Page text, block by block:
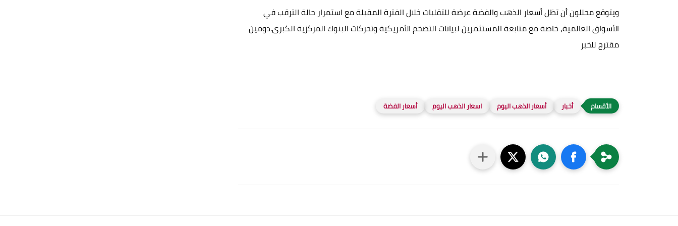
ويتوقع محللون أن تظل أسعار الذهب والفضة عرضة للتقلبات خلال الفترة المقبلة مع استمرار حالة الترقب في
الأسواق العالمية، خاصة مع متابعة المستثمرين لبيانات التضخم الأمريكية وتحركات البنوك المركزية الكبرى.دومين
مقترح للخبر
أخبار أسعار الذهب اليوم اسعار الذهب اليوم أسعار الفضة